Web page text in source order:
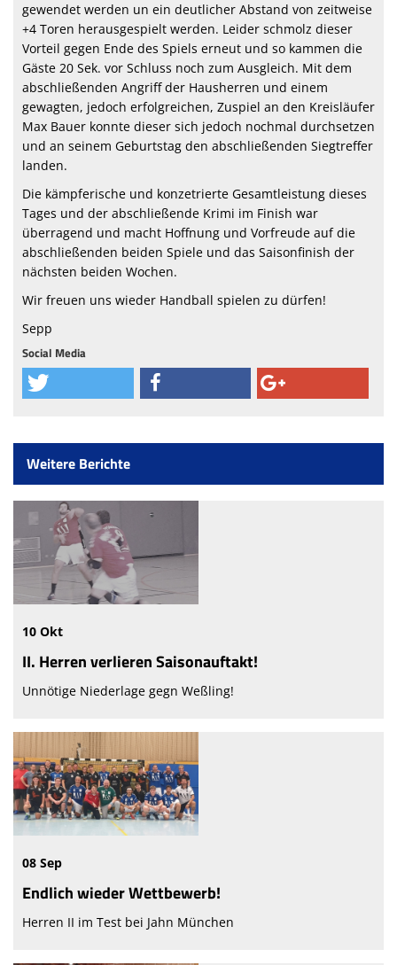
gewendet werden un ein deutlicher Abstand von zeitweise
+4 Toren herausgespielt werden. Leider schmolz dieser
Vorteil gegen Ende des Spiels erneut und so kammen die
Gäste 20 Sek. vor Schluss noch zum Ausgleich. Mit dem
abschließenden Angriff der Hausherren und einem
gewagten, jedoch erfolgreichen, Zuspiel an den Kreisläufer
Max Bauer konnte dieser sich jedoch nochmal durchsetzen
und an seinem Geburtstag den abschließenden Siegtreffer
landen.
Die kämpferische und konzetrierte Gesamtleistung dieses
Tages und der abschließende Krimi im Finish war
überragend und macht Hoffnung und Vorfreude auf die
abschließenden beiden Spiele und das Saisonfinish der
nächsten beiden Wochen.
Wir freuen uns wieder Handball spielen zu dürfen!
Sepp
Social Media
Weitere Berichte
10 Okt
II. Herren verlieren Saisonauftakt!
Unnötige Niederlage gegn Weßling!
08 Sep
Endlich wieder Wettbewerb!
Herren II im Test bei Jahn München